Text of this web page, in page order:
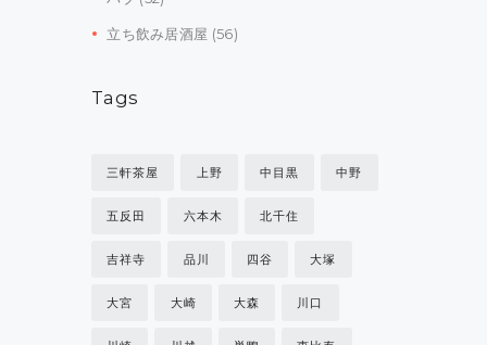
立ち飲み居酒屋 (56)
Tags
三軒茶屋 上野 中目黒 中野
五反田 六本木 北千住
吉祥寺 品川 四谷 大塚
大宮 大崎 大森 川口